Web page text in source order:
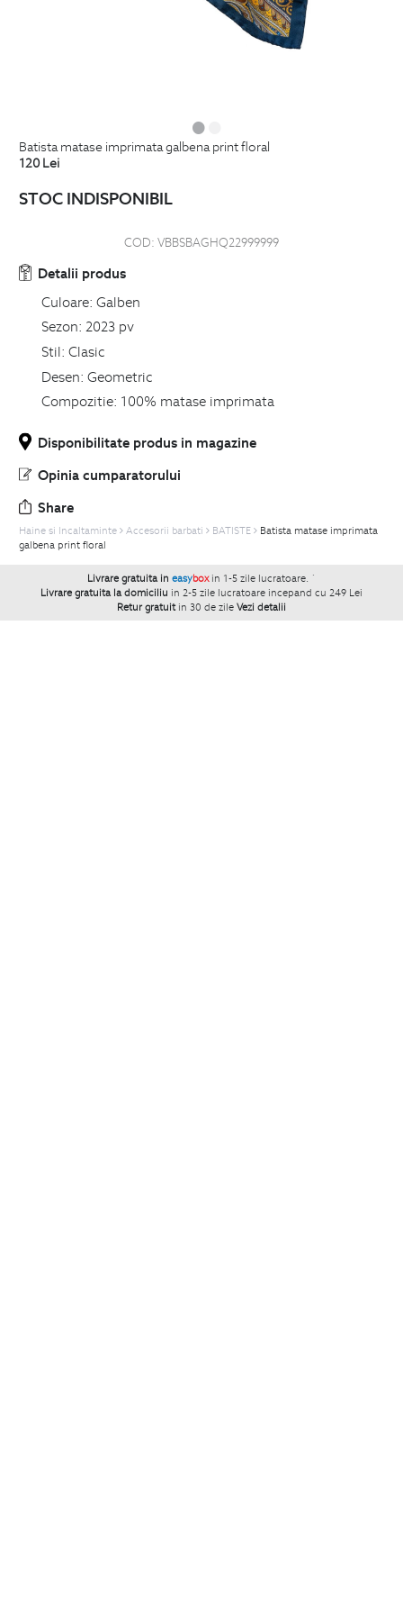
batista matase imprimata galbena print floral
120 Lei
STOC INDISPONIBIL
COD: VBBSBAGHQ22999999
Detalii produs
Culoare: Galben
Sezon: 2023 pv
Stil: Clasic
Desen: Geometric
Compozitie: 100% matase imprimata
Disponibilitate produs in magazine
Opinia cumparatorului
Share
Haine si Incaltaminte Accesorii barbati BATISTE
Batista matase imprimata
galbena print floral
Livrare gratuita in easybox in 1-5 zile lucratoare. `
Livrare gratuita la domiciliu in 2-5 zile lucratoare incepand cu 249 Lei
Retur gratuit in 30 de zile Vezi detalii